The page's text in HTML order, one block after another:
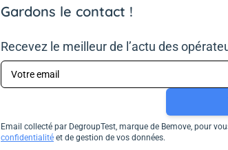
Gardons le contact !
Recevez le meilleur de l’actu des
Email collecté par DegroupTest, marque de Bemove, pour
confidentialité et de gestion de vos données.